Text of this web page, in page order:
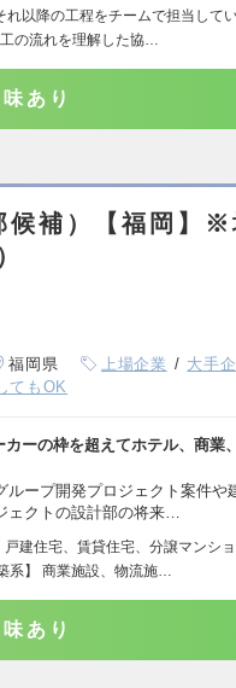
れ以降の工程をチームで担当して
の流れを理解した協…
あり
候補）【福岡】
福岡県 上場企業 大手
てもOK
ーの枠を超えてホテル、商業
ループ開発プロジェクト案件や
ェクトの設計部の将来…
建住宅、賃貸住宅、分譲マンシ
系】 商業施設、物流施…
あり